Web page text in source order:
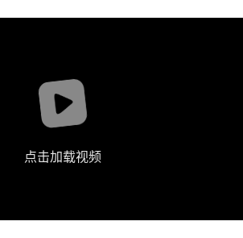
点击加载视频